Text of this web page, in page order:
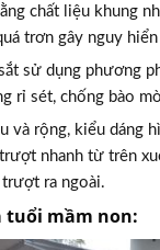
chất liệu khung
trơn gây nguy
sử dụng phương
rỉ sét, chống bào
và rộng, kiểu dáng
nhanh từ trên
ra ngoài.
tuổi mầm non: